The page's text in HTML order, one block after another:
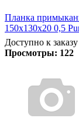
Планка
150х130х20 0,5
Доступно к заказу
Просмотры: 122